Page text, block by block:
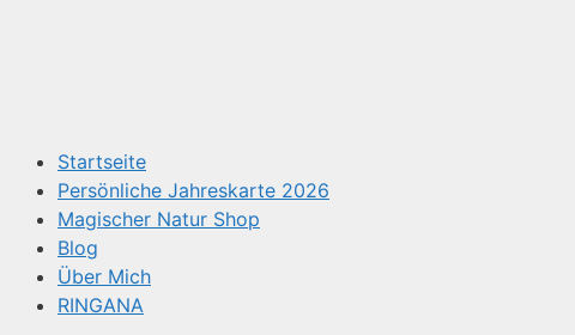
Startseite
Persönliche Jahreskarte 2026
Magischer Natur Shop
Blog
Über Mich
RINGANA